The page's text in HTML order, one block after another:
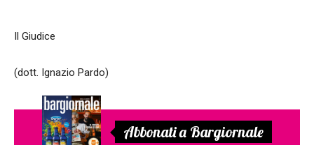
Il Giudice
(dott. Ignazio Pardo)
Abbonati a Bargiornale